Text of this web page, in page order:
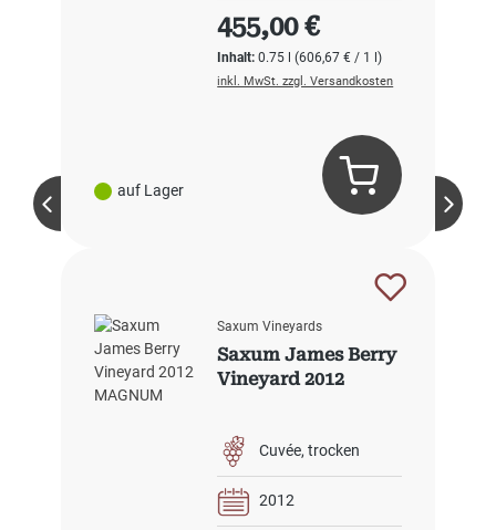
auf Lager
Inhalt:0.75 l(606,67 € / 1 l)
Regulärer Preis:
455,00 €
inkl. MwSt. zzgl. Versandkosten
Saxum Vineyards
Saxum James Berry
Vineyard 2012
Cuvée trocken
2012